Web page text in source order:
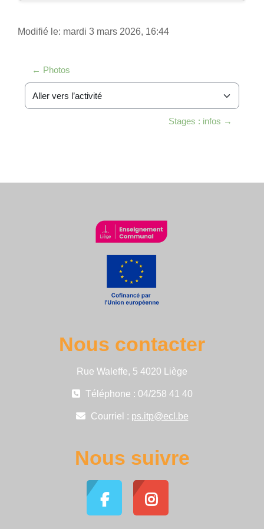
Modifié le: mardi 3 mars 2026, 16:44
← Photos
Aller vers l’activité
Stages : infos →
Nous contacter
Rue Waleffe, 5 4020 Liège
Téléphone : 04/258 41 40
Courriel : ps.itp@ecl.be
Nous suivre